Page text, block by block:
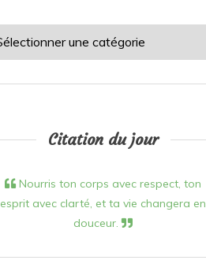
Citation du jour
Nourris ton corps avec respect, ton
esprit avec clarté, et ta vie changera en
douceur.